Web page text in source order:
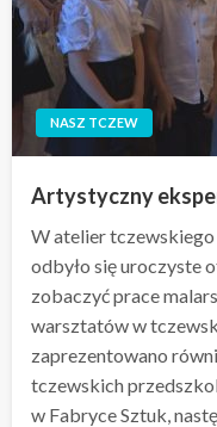
NASZ TCZEW
Artystyczny
W atelier
odbyło się uroczyste
zobaczyć prace
warsztatów w
zaprezentowano
tczewskich
w Fabryce Sztuk,